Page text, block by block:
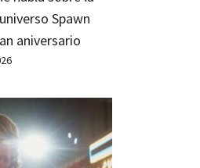
Spawn
aniversario